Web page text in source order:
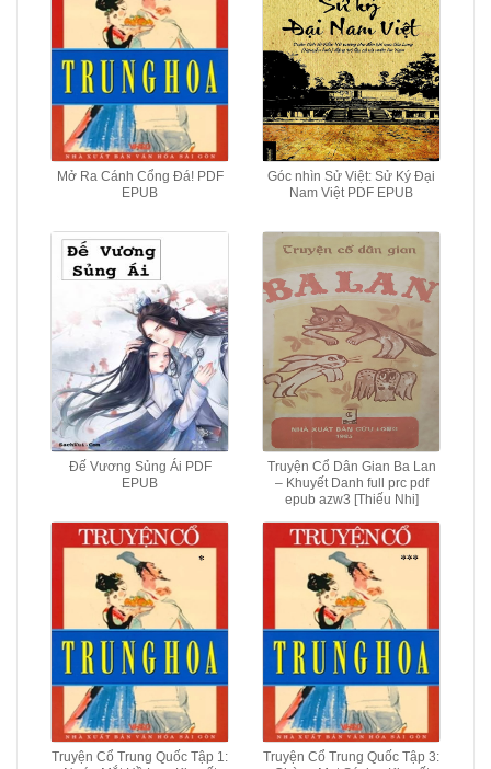
Mở Ra Cánh Cổng Đá! PDF
EPUB
Góc nhìn Sử Việt: Sử Ký Đại
Nam Việt PDF EPUB
Đế Vương Sủng Ái PDF
EPUB
Truyện Cổ Dân Gian Ba Lan
– Khuyết Danh full prc pdf
epub azw3 [Thiếu Nhi]
Truyện Cổ Trung Quốc Tập 1:
Truyện Cổ Trung Quốc Tập 3: